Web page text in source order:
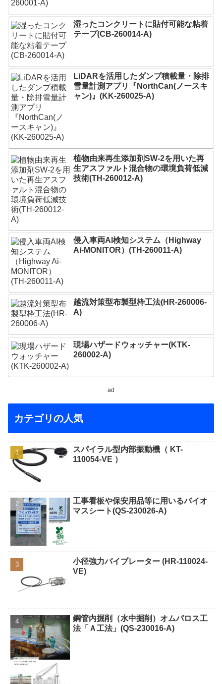
湿ったコンクリートに貼付可能な粘着
テープ(CB-260014-A)
LiDARを活用したダンプ積載量・除排
雪量計測アプリ『NorthCan(ノースキ
ャン)』(KK-260025-A)
植物由来再生添加剤SW-2を用いた再
生アスファルト混合物の環境負荷低減
技術(TH-260012-A)
侵入車両AI検知システム（Highway
Ai-MONITOR）(TH-260011-A)
越流対策型布製型枠工法(HR-260006-
A)
現場ハザードウォッチャー(KTK-
260002-A)
ad
カテゴリの人気
スパイラル型内部振動機（ KT-
110054-VE ）
工事看板や保安用品等に用いるバイオ
マスシート(QS-230026-A)
小径強力バイブレーター (HR-110024-
VE)
鋼管内掘削（水中掘削）オムパロス工
法「Ａ工法」(QS-230016-A)